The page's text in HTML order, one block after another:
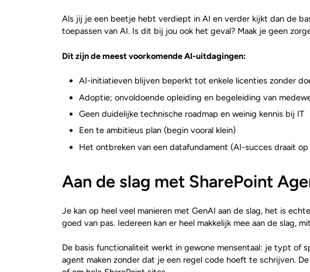
Als jij je een beetje hebt verdiept in AI en verder kijkt dan de
toepassen van AI. Is dit bij jou ook het geval? Maak je geen
Dit zijn de meest voorkomende AI-uitdagingen:
AI-initiatieven blijven beperkt tot enkele licenties zonder
Adoptie; onvoldoende opleiding en begeleiding van
Geen duidelijke technische roadmap en weinig kennis bij IT
Een te ambitieus plan (begin vooral klein)
Het ontbreken van een datafundament (AI-succes draait
Aan de slag met SharePoint
Je kan op heel veel manieren met GenAI aan de slag, het is
goed van pas. Iedereen kan er heel makkelijk mee aan de slag,
De basis functionaliteit werkt in gewone mensentaal: je typt of
agent maken zonder dat je een regel code hoeft te schrijven.